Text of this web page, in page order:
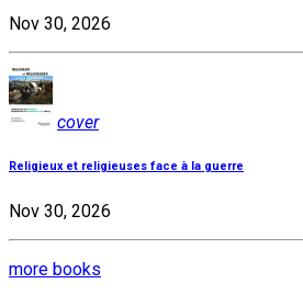
Nov 30, 2026
cover
Religieux et religieuses face à la guerre
Nov 30, 2026
more books